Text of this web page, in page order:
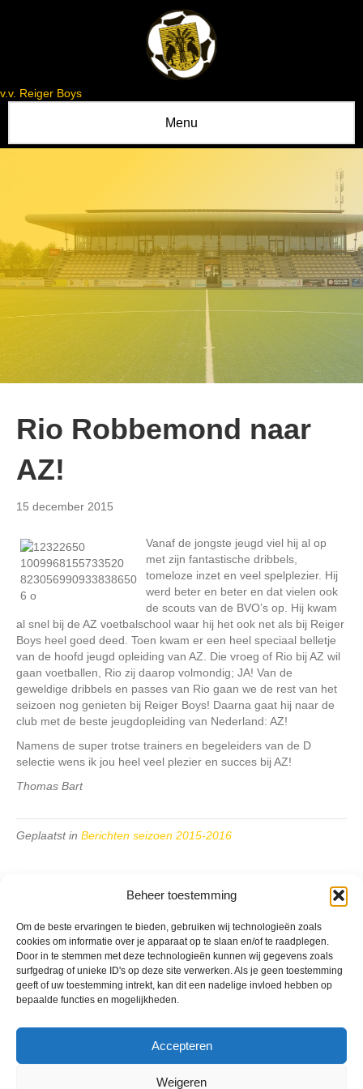
Beheer toestemming
Om de beste ervaringen te bieden, gebruiken wij technologieën zoals
cookies om informatie over je apparaat op te slaan en/of te raadplegen.
Door in te stemmen met deze technologieën kunnen wij gegevens zoals
surfgedrag of unieke ID's op deze site verwerken. Als je geen toestemming
geeft of uw toestemming intrekt, kan dit een nadelige invloed hebben op
bepaalde functies en mogelijkheden.
Accepteren
Weigeren
v.v. Reiger Boys
Menu
Rio Robbemond naar
AZ!
15 december 2015
Vanaf de jongste jeugd viel hij al op
met zijn fantastische dribbels,
tomeloze inzet en veel spelplezier. Hij
werd beter en beter en dat vielen ook
de scouts van de BVO’s op. Hij kwam
al snel bij de AZ voetbalschool waar hij het ook net als bij Reiger
Boys heel goed deed. Toen kwam er een heel speciaal belletje
van de hoofd jeugd opleiding van AZ. Die vroeg of Rio bij AZ wil
gaan voetballen, Rio zij daarop volmondig; JA! Van de
geweldige dribbels en passes van Rio gaan we de rest van het
seizoen nog genieten bij Reiger Boys! Daarna gaat hij naar de
club met de beste jeugdopleiding van Nederland: AZ!
Namens de super trotse trainers en begeleiders van de D
selectie wens ik jou heel veel plezier en succes bij AZ!
Thomas Bart
Geplaatst in Berichten seizoen 2015-2016
VV Reiger Boys
De Wending, Lotte Beesedijk 1
1705 NA Heerhugowaard
Google maps route
Reglementen